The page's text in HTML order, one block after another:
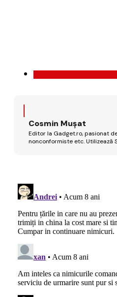
Cosmin Mușat
Editor la Gadget.ro, pasionat
nonconformiste etc. Utilizează